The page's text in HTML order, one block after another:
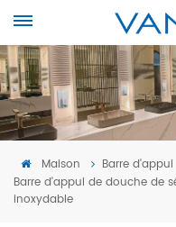
Maison
Barre d'appui
Barre d'appui de douche de
inoxydable